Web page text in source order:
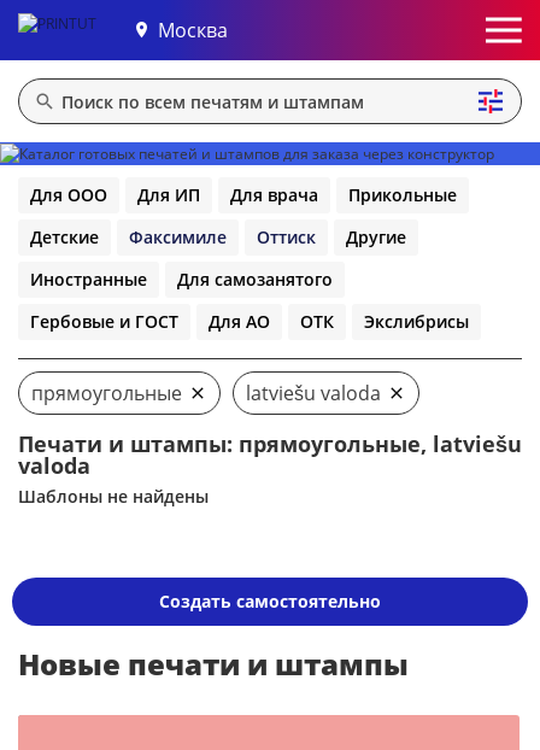
Москва
Для ООО Для ИП Для врача
Прикольные
Детские
Факсимиле Оттиск
Другие
Иностранные
Для самозанятого
Гербовые и ГОСТ
Для АО ОТК Экслибрисы
прямоугольные latviešu valoda
Печати и штампы: прямоугольные, latviešu
valoda
Шаблоны не найдены
Создать самостоятельно
Новые печати и штампы